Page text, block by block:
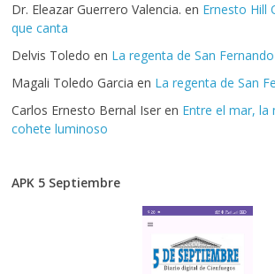
Dr. Eleazar Guerrero Valencia. en Ernesto Hill
que canta
Delvis Toledo en La regenta de San
Magali Toledo Garcia en La regenta de San
Carlos Ernesto Bernal Iser en Entre el mar, la
cohete luminoso
APK 5 Septiembre